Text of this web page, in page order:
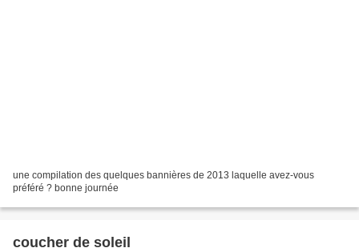
une compilation des quelques bannières de 2013 laquelle avez-vous
préféré ? bonne journée
coucher de soleil